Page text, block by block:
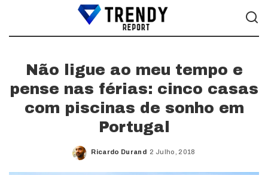
Não ligue ao meu tempo e
pense nas férias: cinco casas
com piscinas de sonho em
Portugal
Posted
Ricardo Durand 2 Julho, 2018